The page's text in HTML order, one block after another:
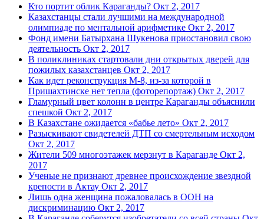
Кто портит облик Караганды? Окт 2, 2017
Казахстанцы стали лучшими на международной
олимпиаде по ментальной арифметике Окт 2, 2017
Фонд имени Батырхана Шукенова приостановил свою
деятельность Окт 2, 2017
В поликлиниках стартовали дни открытых дверей для
пожилых казахстанцев Окт 2, 2017
Как идет реконструкция М-8, из-за которой в
Пришахтинске нет тепла (фоторепортаж) Окт 2, 2017
Гламурный цвет колонн в центре Караганды объяснили
спешкой Окт 2, 2017
В Казахстане ожидается «бабье лето» Окт 2, 2017
Разыскивают свидетелей ДТП со смертельным исходом
Окт 2, 2017
Жители 509 многоэтажек мерзнут в Караганде Окт 2,
2017
Ученые не признают древнее происхождение звездной
крепости в Актау Окт 2, 2017
Лишь одна женщина пожаловалась в ООН на
дискриминацию Окт 2, 2017